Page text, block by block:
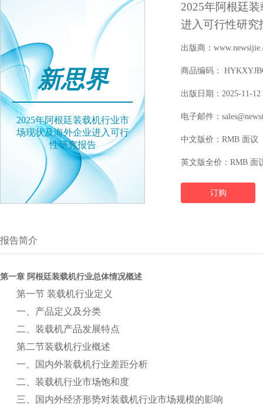
新思界
2025年阿根廷装载机行业市
场现状及海外企业进入可行
性研究报告
2025年阿根廷
进入可行性研究
出版商：
商品编码：
出版日期：2025-11-12
电子邮件：
中文版价：RMB 面议
英文版全价：RMB 面
订购
报告简介
第一章 阿根廷装载机行业总体情况概述
第一节 装载机行业定义
一、产品定义及分类
二、装载机产品发展特点
第二节装载机行业概述
一、国内外装载机行业差距分析
二、装载机行业市场饱和度
三、国内外经济形势对装载机行业市场规模的影响